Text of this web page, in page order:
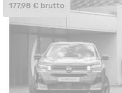
177,98 € brutto